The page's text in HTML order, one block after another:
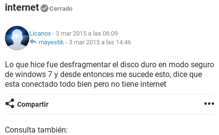
internet
Cerrado
Licanox - 3 mar 2015 a las 06:09
mayestik - 3 mar 2015 a las 14:46
Lo que hice fue desfragmentar el disco duro en modo seguro
de windows 7 y desde entonces me sucede esto, dice que
esta conectado todo bien pero no tiene internet
Compartir
Consulta también: